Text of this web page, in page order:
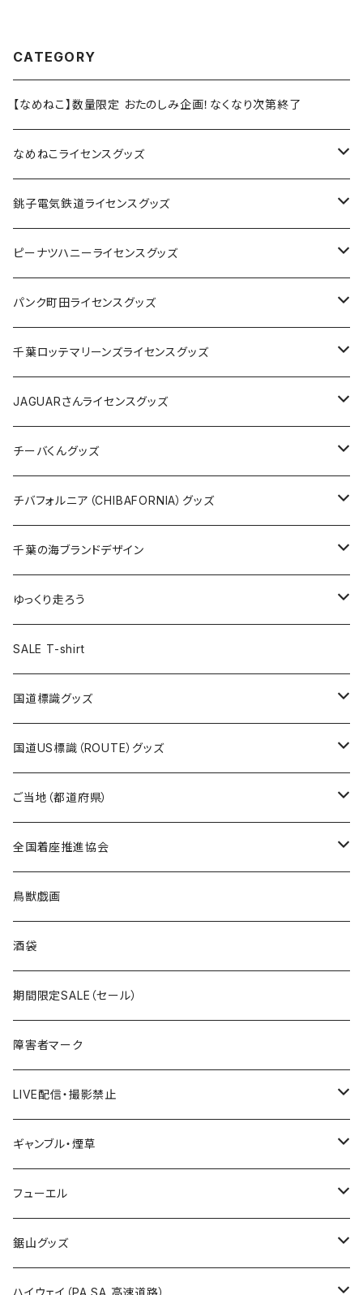
CATEGORY
【なめねこ】数量限定 おたのしみ企画！なくなり次第終了
なめねこライセンスグッズ
Tシャツ
キャップ
ステッカー
缶バッジ
ホテルキーホルダー
銚子電気鉄道ライセンスグッズ
ステッカー
缶バッジ
アクリルキーホルダー
ホテルキーホルダー
クリアファイル
Tシャツ
キャップ
トートバッグ
ランチバッグ
エコバッグ
ピーナツハニーライセンスグッズ
Tシャツ
キャップ
バッグ
ステッカー
缶バッジ
キーホルダー
クリアファイル
パンク町田ライセンスグッズ
Tシャツ
キャップ
バッグ
ステッカー
缶バッジ
キーホルダー
クリアファイル
千葉ロッテマリーンズライセンスグッズ
ステッカー
ステッカー
ステッカー大
缶バッジ
缶バッジ32mm
缶バッジ54mm
エコバッグ
JAGUARさんコラボグッズ
Tシャツ
ステッカー
サコッシュ
ホテルキーホルダー
モーテルキーホルダー
トートバッグ
JAGUARさんライセンスグッズ
Tシャツ
ステッカー
缶バッジ
クリアファイル
マスク
エコバッグ
千葉ロッテマリーンズコラボ
チーバくんグッズ
Tシャツ
キャップ
エコバッグ
ステッカー
モーテルキーホルダー
ホテルキーホルダー
トートバッグ
チバフォルニア（CHIBAFORNIA）グッズ
Tシャツ
キャップ
ステッカー
ホテルキーホルダー
千葉の海ブランドデザイン
Tシャツ
キャップ
ステッカー
ゆっくり走ろう
Tシャツ
ステッカー
ホテルキーホルダー
SALE T-shirt
国道標識グッズ
ステッカー
国道0～99号線
国道100～199号線
国道600～699号線
国道700～799号線
Tシャツ
キャップ
国道US標識（ROUTE）グッズ
ステッカー
ROUTE 0～99号線
ROUTE100～199号線
ROUTE600～699号線
ROUTE700～799号線
Tシャツ
ROUTE 0～99号線
ROUTE 100～199号線
ROUTE 600～699号線
ROUTE 700～799号線
キャップ
ROUTE 0～99号線
ROUTE 100～199号線
ROUTE 600～699号線
ROUTE 700～799号線
ご当地（都道府県）
北海道
青森県
岩手県
宮城県
秋田県
Tシャツ
ステッカー
山形県
福島県
茨城県
栃木県
群馬県
全国着座推進協会
ステッカー
鳥獣戯画
酒袋
期間限定SALE（セール）
障害者マーク
LIVE配信・撮影禁止
LIVE配信禁止
撮影禁止
ギャンブル・煙草
ホテルキーホルダー
たばこ・禁煙ステッカー
フューエル
ステッカー
鋸山グッズ
Tシャツ
ハイウェイ（PA SA 高速道路）